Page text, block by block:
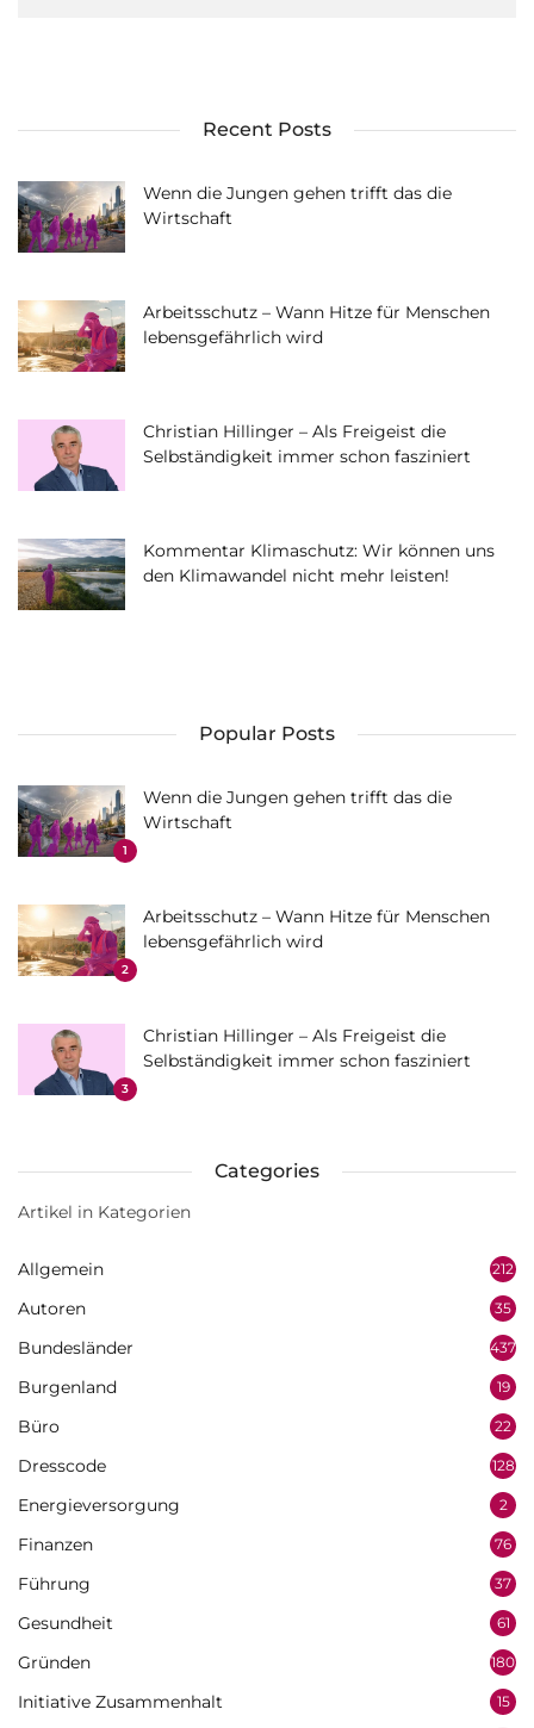
Recent Posts
Wenn die Jungen gehen trifft das die
Wirtschaft
Arbeitsschutz – Wann Hitze für Menschen
lebensgefährlich wird
Christian Hillinger – Als Freigeist die
Selbständigkeit immer schon fasziniert
Kommentar Klimaschutz: Wir können uns
den Klimawandel nicht mehr leisten!
Popular Posts
1
Wenn die Jungen gehen trifft das die
Wirtschaft
2
Arbeitsschutz – Wann Hitze für Menschen
lebensgefährlich wird
3
Christian Hillinger – Als Freigeist die
Selbständigkeit immer schon fasziniert
Categories
Artikel in Kategorien
Allgemein 212
Autoren 35
Bundesländer 437
Burgenland 19
Büro 22
Dresscode 128
Energieversorgung 2
Finanzen 76
Führung 37
Gesundheit 61
Gründen 180
Initiative Zusammenhalt 15